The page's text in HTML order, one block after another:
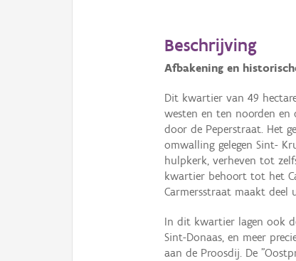
Beschrijving
Afbakening en
Dit kwartier van 49
westen en ten noorden en
door de Peperstraat. Het
omwalling gelegen Sint-
hulpkerk, verheven tot
kwartier behoort tot het
Carmersstraat maakt deel
In dit kwartier lagen ook
Sint-Donaas, en meer
aan de Proosdij. De